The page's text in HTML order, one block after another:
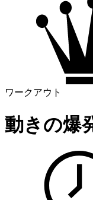
ワークアウト
動きの爆